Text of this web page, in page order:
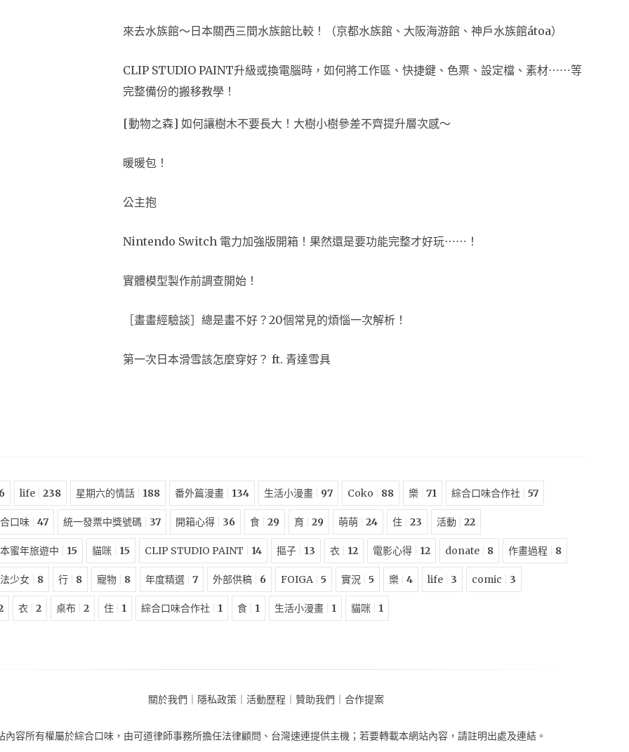
來去水族館～日本關西三間水族館比較！（京都水族館、大阪海游館、神戶水族館átoa）
CLIP STUDIO PAINT升級或換電腦時，如何將工作區、快捷鍵、色票、設定檔、素材⋯⋯等
完整備份的搬移教學！
[動物之森] 如何讓樹木不要長大！大樹小樹參差不齊提升層次感～
暖暖包！
公主抱
Nintendo Switch 電力加強版開箱！果然還是要功能完整才好玩⋯⋯！
實體模型製作前調查開始！
［畫畫經驗談］總是畫不好？20個常見的煩惱一次解析！
第一次日本滑雪該怎麼穿好？ ft. 青達雪具
life 238 星期六的情話 188 番外篇漫畫 134 生活小漫畫 97 Coko 88 樂 71 綜合口味合作社 57
口味 47 統一發票中獎號碼 37 開箱心得 36 食 29 育 29 萌萌 24 住 23 活動 22
蜜年旅遊中 15 貓咪 15 CLIP STUDIO PAINT 14 摳子 13 衣 12 電影心得 12 donate 8 作畫過程 8
少女 8 行 8 寵物 8 年度精選 7 外部供稿 6 FOIGA 5 實況 5 樂 4 life 3 comic 3
衣 2 桌布 2 住 1 綜合口味合作社 1 食 1 生活小漫畫 1 貓咪 1
關於我們 隱私政策 活動歷程 贊助我們 合作提案
內容所有權屬於綜合口味 ，由可道律師事務所擔任法律顧問 、 台灣速連提供主機 ； 若要轉載本網站內容，請註明出處及連結。